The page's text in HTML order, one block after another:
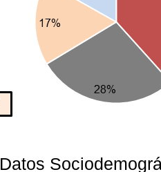
Datos